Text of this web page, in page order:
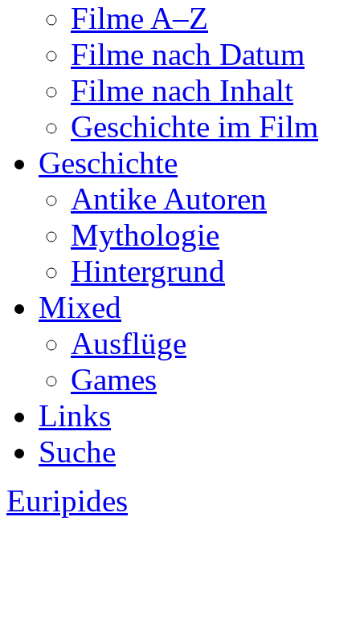
Filme A–Z
Filme nach Datum
Filme nach Inhalt
Geschichte im Film
Geschichte
Antike Autoren
Mythologie
Hintergrund
Mixed
Ausflüge
Games
Links
Suche
Euripides